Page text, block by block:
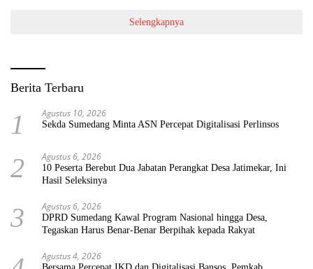
Selengkapnya
Berita Terbaru
1 Agustus 10, 2026
Sekda Sumedang Minta ASN Percepat Digitalisasi Perlinsos
2 Agustus 6, 2026
10 Peserta Berebut Dua Jabatan Perangkat Desa Jatimekar, Ini
Hasil Seleksinya
3 Agustus 6, 2026
DPRD Sumedang Kawal Program Nasional hingga Desa,
Tegaskan Harus Benar-Benar Berpihak kepada Rakyat
Agustus 4, 2026